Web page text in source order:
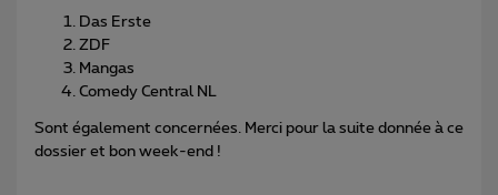
Das Erste
ZDF
Mangas
Comedy Central NL
Sont également concernées. Merci pour la suite donnée à ce
dossier et bon week-end !